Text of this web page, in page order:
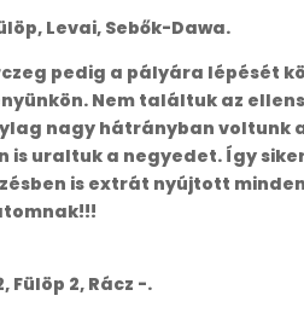
Levai, Sebők-Dawa.
pedig a pályára lépését
Nem találtuk az
nagy hátrányban voltunk
is uraltuk a negyedet. Így
is extrát nyújtott
Fülöp 2, Rácz -.